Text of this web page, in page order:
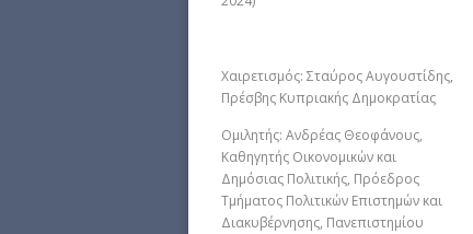
Χαιρετισμός: Σταύρος Αυγουστίδης,
Πρέσβης Κυπριακής Δημοκρατίας
Ομιλητής: Ανδρέας Θεοφάνους,
Καθηγητής Οικονομικών και
Δημόσιας Πολιτικής, Πρόεδρος
Τμήματος Πολιτικών Επιστημών και
Διακυβέρνησης, Πανεπιστημίου